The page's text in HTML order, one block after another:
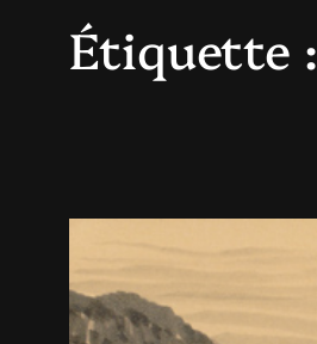
Étiquette :